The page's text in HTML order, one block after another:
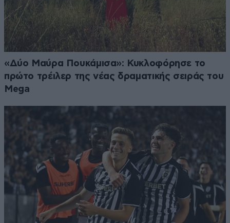
«Δύο Μαύρα Πουκάμισα»: Κυκλοφόρησε το
πρώτο τρέιλερ της νέας δραματικής σειράς του
Mega